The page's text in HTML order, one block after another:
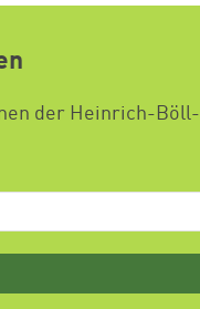
der Heinrich-Böll-